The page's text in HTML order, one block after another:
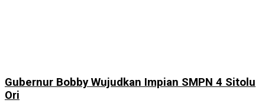
Gubernur Bobby Wujudkan Impian SMPN 4 Sitolu
Ori